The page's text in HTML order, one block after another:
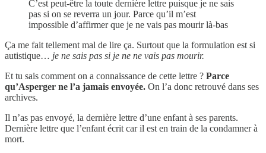
C’est peut-être la toute dernière lettre puisque je ne sais
pas si on se reverra un jour. Parce qu’il m’est
impossible d’affirmer que je ne vais pas mourir là-bas
Ça me fait tellement mal de lire ça. Surtout que la formulation est si
autistique… je ne sais pas si je ne ne vais pas mourir.
Et tu sais comment on a connaissance de cette lettre ? Parce
qu’Asperger ne l’a jamais envoyée. On l’a donc retrouvé dans ses
archives.
Il n’as pas envoyé, la dernière lettre d’une enfant à ses parents.
Dernière lettre que l’enfant écrit car il est en train de la condamner à
mort.